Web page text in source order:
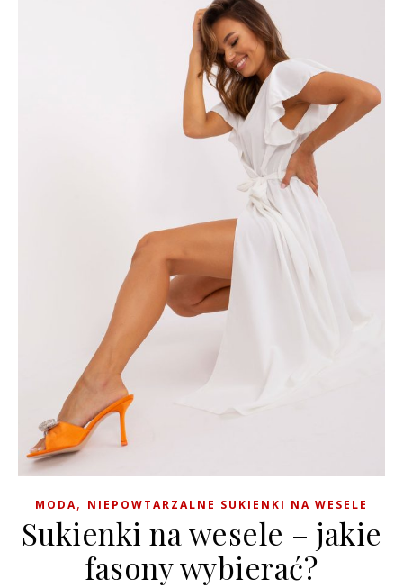
MODA, NIEPOWTARZALNE SUKIENKI NA WESELE
Sukienki na wesele – jakie
fasony wybierać?